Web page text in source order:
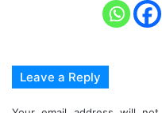
Leave a Reply